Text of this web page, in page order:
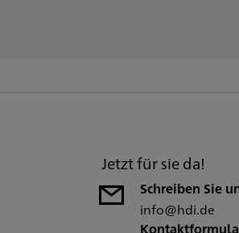
Jetzt für sie da!
Schreiben Sie
info@hdi.de